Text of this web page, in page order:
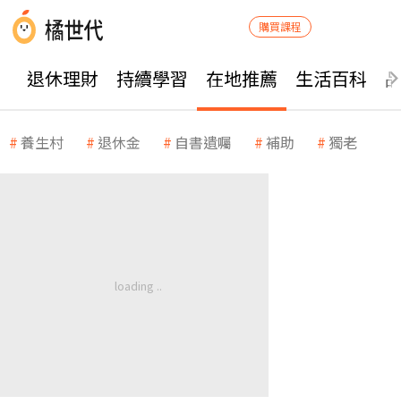
購買課程
退休理財 持續學習 在地推薦 生活百科
養生村 退休金 自書遺囑 補助 獨老